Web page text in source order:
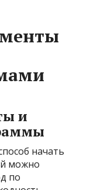
и
начать
можно
по